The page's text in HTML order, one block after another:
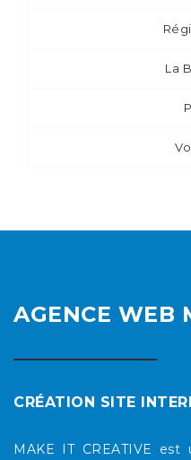
La
AGENCE WEB
CRÉATION SITE
MAKE IT CREATIVE